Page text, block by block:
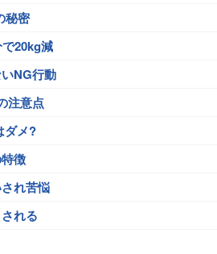
秘密
20kg減
NG行動
注意点
ダメ?
徴
れ苦悩
れる